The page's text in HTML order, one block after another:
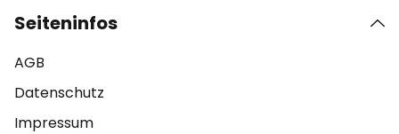
Seiteninfos
AGB
Datenschutz
Impressum